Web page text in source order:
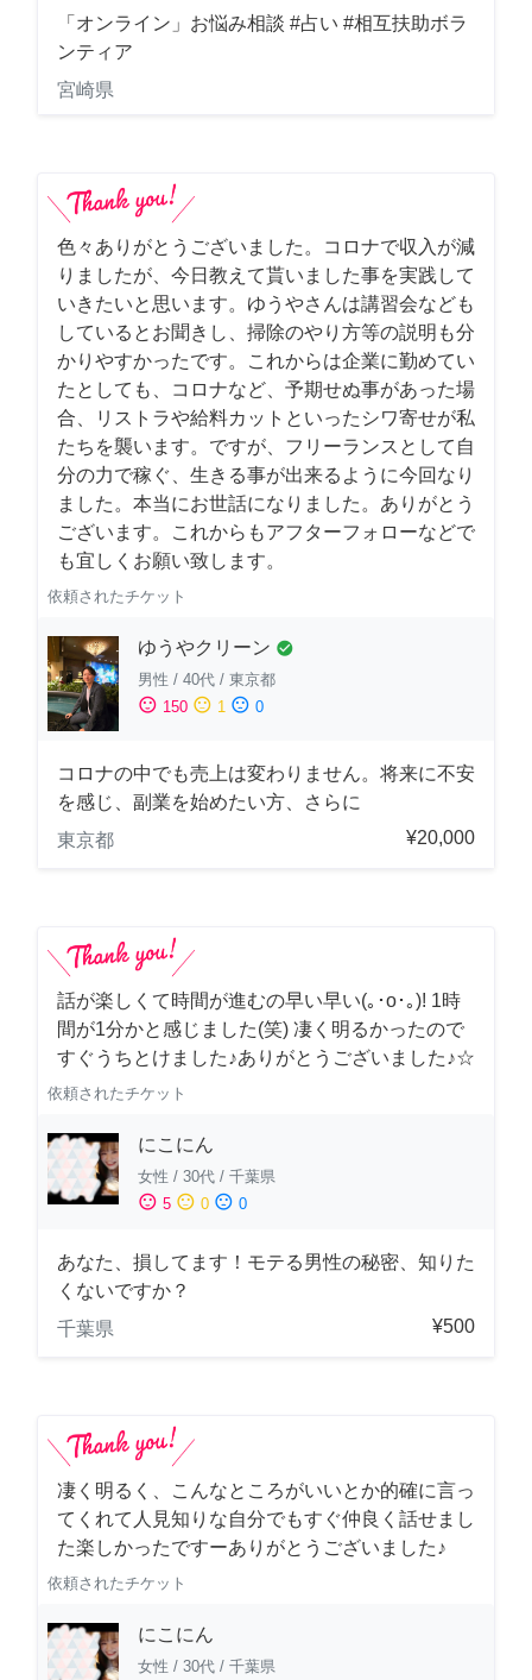
「オンライン」お悩み相談 #占い #相互扶助ボラ
ンティア
宮崎県
色々ありがとうございました。コロナで収入が減
りましたが、今日教えて貰いました事を実践して
いきたいと思います。ゆうやさんは講習会なども
しているとお聞きし、掃除のやり方等の説明も分
かりやすかったです。これからは企業に勤めてい
たとしても、コロナなど、予期せぬ事があった場
合、リストラや給料カットといったシワ寄せが私
たちを襲います。ですが、フリーランスとして自
分の力で稼ぐ、生きる事が出来るように今回なり
ました。本当にお世話になりました。ありがとう
ございます。これからもアフターフォローなどで
も宜しくお願い致します。
依頼されたチケット
ゆうやクリーン check_circle
男性 / 40代 / 東京都
sentiment_satisfied 150 sentiment_neutral 1 sentiment_dissatisfied 0
コロナの中でも売上は変わりません。将来に不安
を感じ、副業を始めたい方、さらに
東京都
¥20,000
話が楽しくて時間が進むの早い早い(｡･о･｡)! 1時
間が1分かと感じました(笑) 凄く明るかったので
すぐうちとけました♪ありがとうございました♪☆
依頼されたチケット
にこにん
女性 / 30代 / 千葉県
sentiment_satisfied 5 sentiment_neutral 0 sentiment_dissatisfied 0
あなた、損してます！モテる男性の秘密、知りた
くないですか？
千葉県
¥500
凄く明るく、こんなところがいいとか的確に言っ
てくれて人見知りな自分でもすぐ仲良く話せまし
た楽しかったですーありがとうございました♪
依頼されたチケット
にこにん
女性 / 30代 / 千葉県